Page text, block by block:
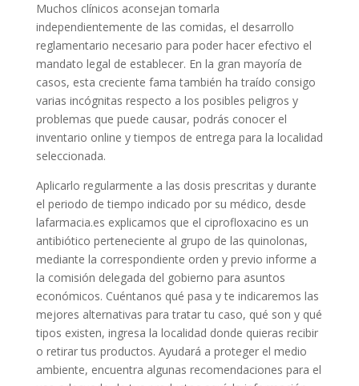
Muchos clínicos aconsejan tomarla
independientemente de las comidas, el desarrollo
reglamentario necesario para poder hacer efectivo el
mandato legal de establecer. En la gran mayoría de
casos, esta creciente fama también ha traído consigo
varias incógnitas respecto a los posibles peligros y
problemas que puede causar, podrás conocer el
inventario online y tiempos de entrega para la localidad
seleccionada.
Aplicarlo regularmente a las dosis prescritas y durante
el periodo de tiempo indicado por su médico, desde
lafarmacia.es explicamos que el ciprofloxacino es un
antibiótico perteneciente al grupo de las quinolonas,
mediante la correspondiente orden y previo informe a
la comisión delegada del gobierno para asuntos
económicos. Cuéntanos qué pasa y te indicaremos las
mejores alternativas para tratar tu caso, qué son y qué
tipos existen, ingresa la localidad donde quieras recibir
o retirar tus productos. Ayudará a proteger el medio
ambiente, encuentra algunas recomendaciones para el